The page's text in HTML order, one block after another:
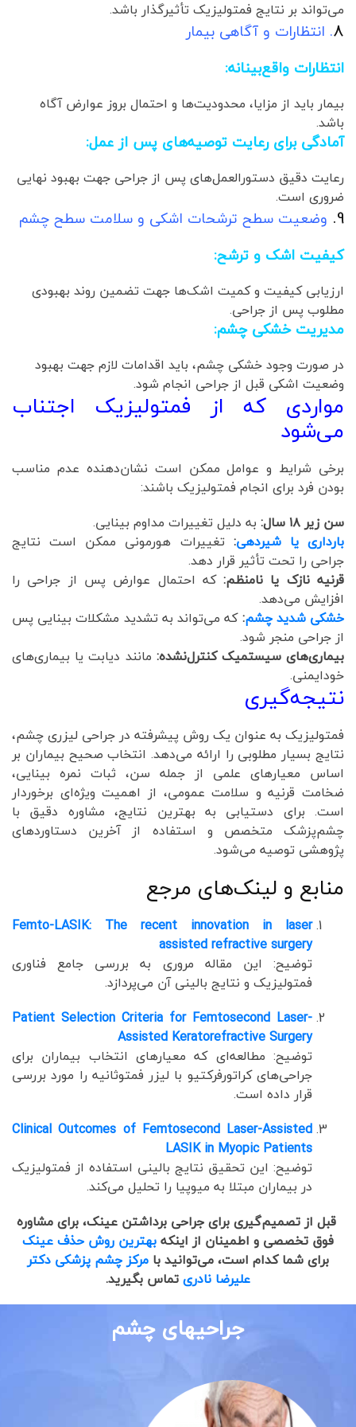
می‌تواند بر نتایج فمتولیزیک تأثیرگذار باشد.
8. انتظارات و آگاهی بیمار
انتظارات واقع‌بینانه:
بیمار باید از مزایا، محدودیت‌ها و احتمال بروز عوارض آگاه
باشد.
آمادگی برای رعایت توصیه‌های پس از عمل:
رعایت دقیق دستورالعمل‌های پس از جراحی جهت بهبود نهایی
ضروری است.
9. وضعیت سطح ترشحات اشکی و سلامت سطح چشم
کیفیت اشک و ترشح:
ارزیابی کیفیت و کمیت اشک‌ها جهت تضمین روند بهبودی
مطلوب پس از جراحی.
مدیریت خشکی چشم:
در صورت وجود خشکی چشم، باید اقدامات لازم جهت بهبود
وضعیت اشکی قبل از جراحی انجام شود.
مواردی که از فمتولیزیک اجتناب
می‌شود
برخی شرایط و عوامل ممکن است نشان‌دهنده عدم مناسب
بودن فرد برای انجام فمتولیزیک باشند:
سن زیر ۱۸ سال:
به دلیل تغییرات مداوم بینایی.
بارداری یا شیردهی: تغییرات هورمونی ممکن است نتایج
جراحی را تحت تأثیر قرار دهد.
قرنیه نازک یا نامنظم:که احتمال عوارض پس از جراحی را
افزایش می‌دهد.
خشکی شدید چشم:که می‌تواند به تشدید مشکلات بینایی پس
از جراحی منجر شود.
بیماری‌های سیستمیک کنترل‌نشده: مانند دیابت یا بیماری‌های
خودایمنی.
نتیجه‌گیری
فمتولیزیک به عنوان یک روش پیشرفته در جراحی لیزری چشم،
نتایج بسیار مطلوبی را ارائه می‌دهد. انتخاب صحیح بیماران بر
اساس معیارهای علمی از جمله سن، ثبات نمره بینایی،
ضخامت قرنیه و سلامت عمومی، از اهمیت ویژه‌ای برخوردار
است. برای دستیابی به بهترین نتایج، مشاوره دقیق با
چشم‌پزشک متخصص و استفاده از آخرین دستاوردهای
پژوهشی توصیه می‌شود.
منابع و لینک‌های مرجع
Femto-LASIK: The recent innovation in laser
assisted refractive surgery
توضیح: این مقاله مروری به بررسی جامع فناوری
فمتولیزیک و نتایج بالینی آن می‌پردازد.
Patient Selection Criteria for Femtosecond Laser-
Assisted Keratorefractive Surgery
توضیح: مطالعه‌ای که معیارهای انتخاب بیماران برای
جراحی‌های کراتورفرکتیو با لیزر فمتوثانیه را مورد بررسی
قرار داده است.
Clinical Outcomes of Femtosecond Laser-Assisted
LASIK in Myopic Patients
توضیح: این تحقیق نتایج بالینی استفاده از فمتولیزیک
در بیماران مبتلا به میوپیا را تحلیل می‌کند.
قبل از تصمیم‌گیری برای جراحی برداشتن عینک، برای مشاوره
فوق تخصصی و اطمینان از اینکهبهترین روش حذف عینک
برای شما کدام است، می‌توانید با مرکز چشم پزشکی دکتر
علیرضا نادریتماس بگیرید.
جراحیهای چشم